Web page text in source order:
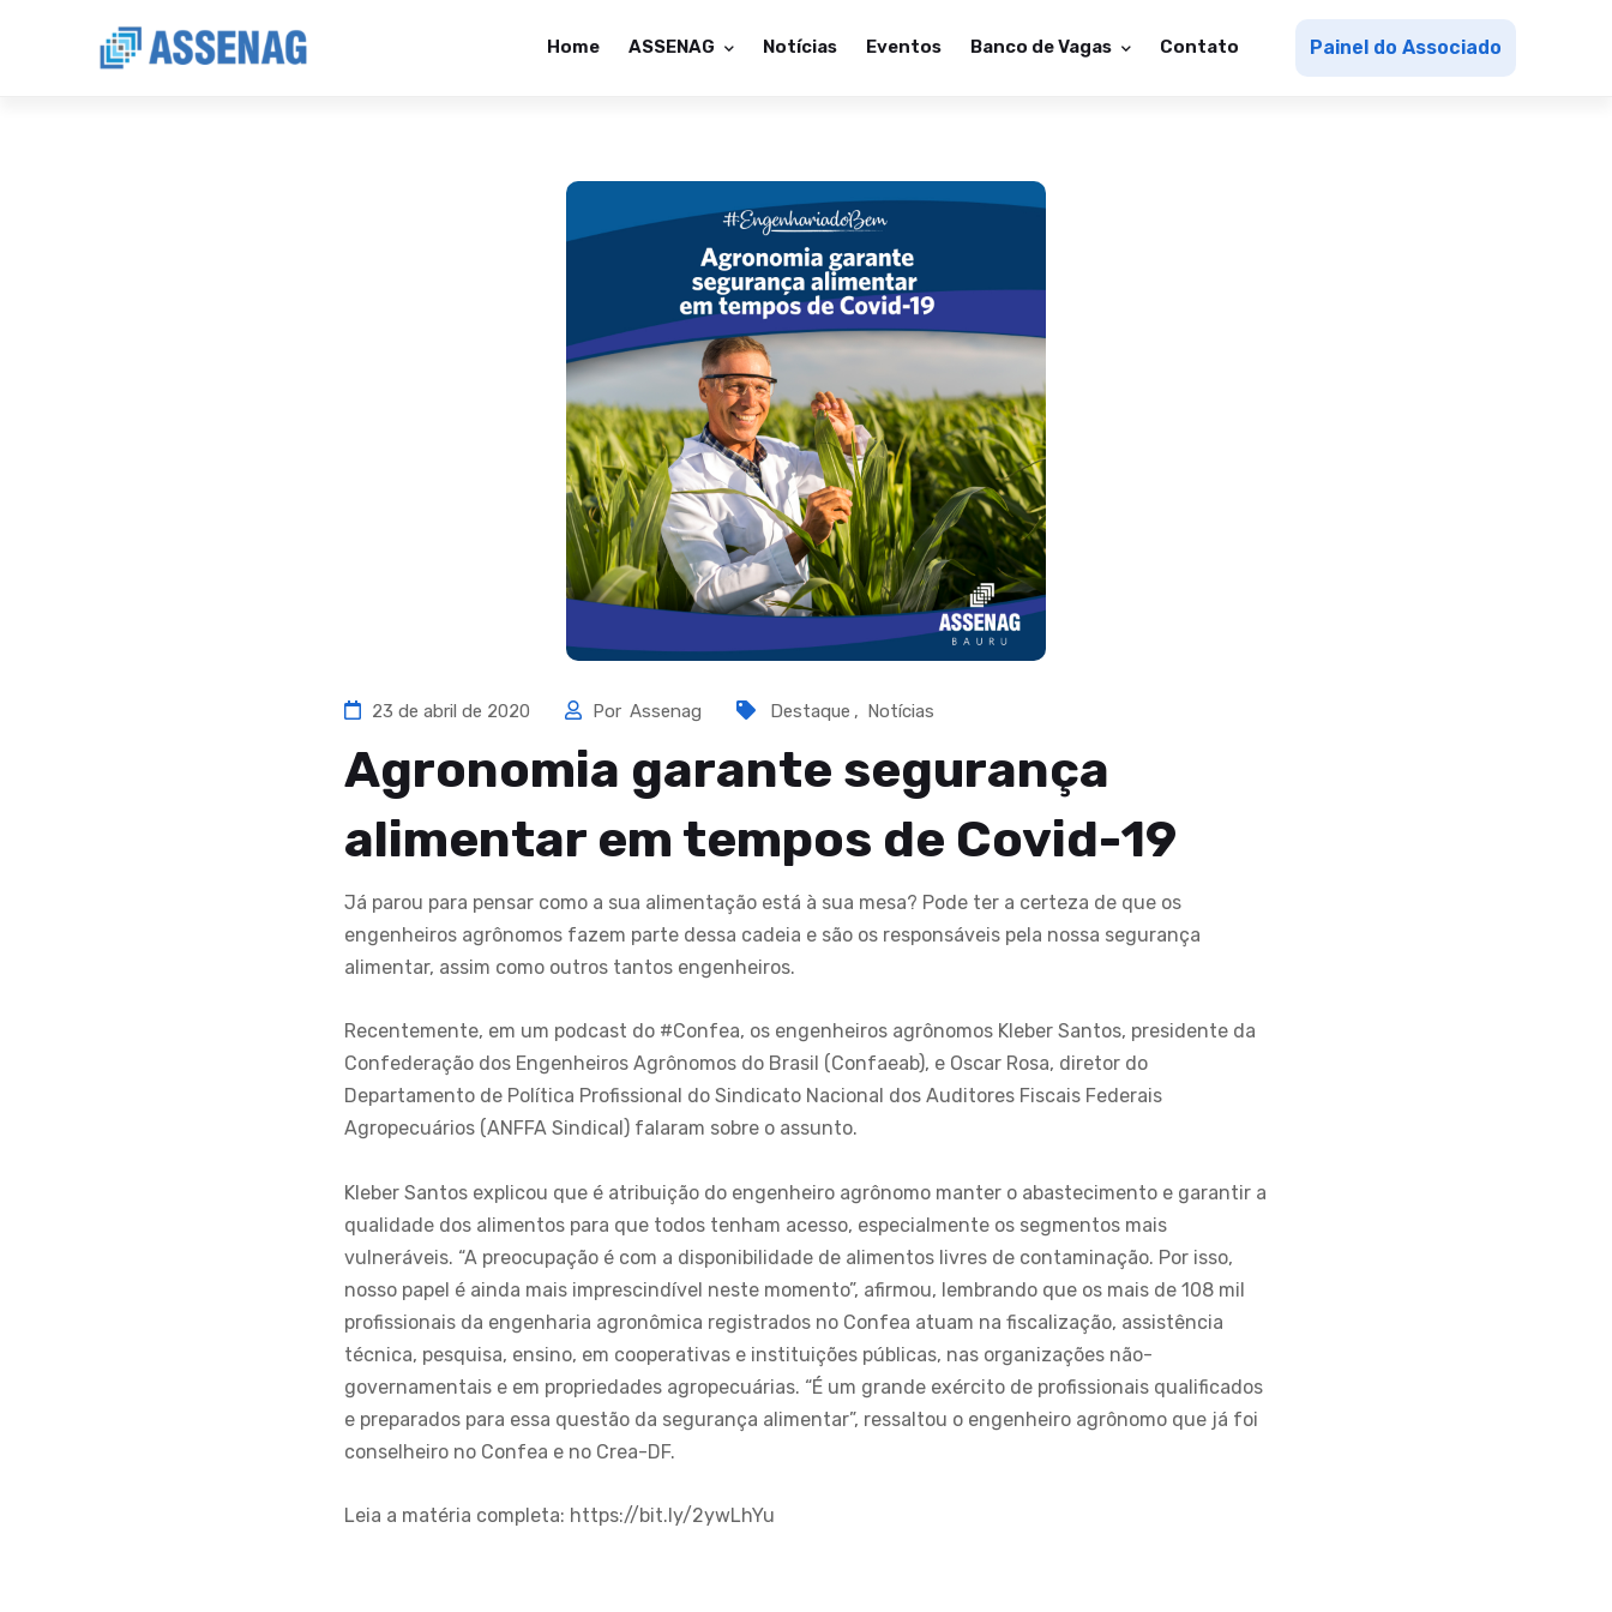
Painel do Associado
Home ASSENAG Notícias Eventos Banco de Vagas Contato
23 de abril de 2020 Por Assenag Destaque , Notícias
Agronomia garante segurança
alimentar em tempos de Covid-19
Já parou para pensar como a sua alimentação está à sua mesa? Pode ter a certeza de que os
engenheiros agrônomos fazem parte dessa cadeia e são os responsáveis pela nossa segurança
alimentar, assim como outros tantos engenheiros.
Recentemente, em um podcast do #Confea, os engenheiros agrônomos Kleber Santos, presidente da
Confederação dos Engenheiros Agrônomos do Brasil (Confaeab), e Oscar Rosa, diretor do
Departamento de Política Profissional do Sindicato Nacional dos Auditores Fiscais Federais
Agropecuários (ANFFA Sindical) falaram sobre o assunto.
Kleber Santos explicou que é atribuição do engenheiro agrônomo manter o abastecimento e garantir a
qualidade dos alimentos para que todos tenham acesso, especialmente os segmentos mais
vulneráveis. “A preocupação é com a disponibilidade de alimentos livres de contaminação. Por isso,
nosso papel é ainda mais imprescindível neste momento”, afirmou, lembrando que os mais de 108 mil
profissionais da engenharia agronômica registrados no Confea atuam na fiscalização, assistência
técnica, pesquisa, ensino, em cooperativas e instituições públicas, nas organizações não-
governamentais e em propriedades agropecuárias. “É um grande exército de profissionais qualificados
e preparados para essa questão da segurança alimentar”, ressaltou o engenheiro agrônomo que já foi
conselheiro no Confea e no Crea-DF.
Leia a matéria completa: https://bit.ly/2ywLhYu